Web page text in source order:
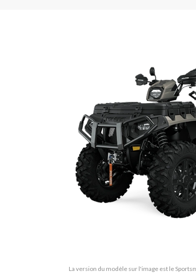
La version du modèle sur l'image est le